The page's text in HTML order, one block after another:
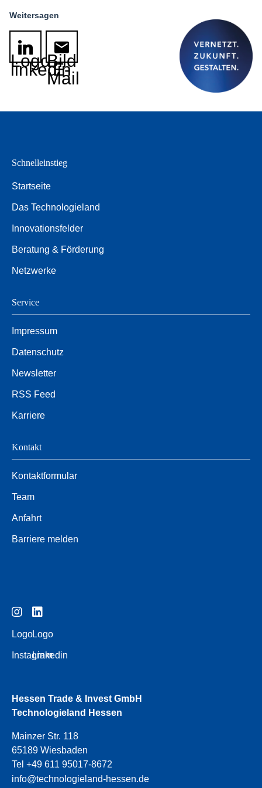
Weitersagen
Logo
linkedin
Bild
E-
Mail
Schnelleinstieg
Startseite
Das Technologieland
Innovationsfelder
Beratung & Förderung
Netzwerke
Service
Impressum
Datenschutz
Newsletter
RSS Feed
Karriere
Kontakt
Kontaktformular
Team
Anfahrt
Barriere melden
Logo
Instagram
Logo
Linkedin
Hessen Trade & Invest GmbH
Technologieland Hessen
Mainzer Str. 118
65189 Wiesbaden
Tel +49 611 95017-8672
info@technologieland-hessen.de